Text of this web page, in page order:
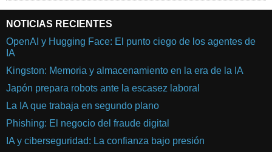
NOTICIAS RECIENTES
OpenAI y Hugging Face: El punto ciego de los agentes de
IA
Kingston: Memoria y almacenamiento en la era de la IA
Japón prepara robots ante la escasez laboral
La IA que trabaja en segundo plano
Phishing: El negocio del fraude digital
IA y ciberseguridad: La confianza bajo presión